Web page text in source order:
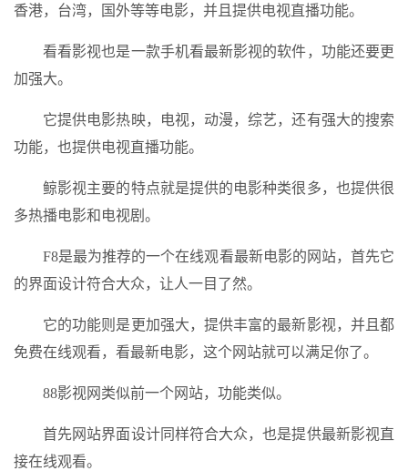
香港，台湾，国外等等电影，并且提供电视直播功能。
看看影视也是一款手机看最新影视的软件，功能还要更
加强大。
它提供电影热映，电视，动漫，综艺，还有强大的搜索
功能，也提供电视直播功能。
鲸影视主要的特点就是提供的电影种类很多，也提供很
多热播电影和电视剧。
F8是最为推荐的一个在线观看最新电影的网站，首先它
的界面设计符合大众，让人一目了然。
它的功能则是更加强大，提供丰富的最新影视，并且都
免费在线观看，看最新电影，这个网站就可以满足你了。
88影视网类似前一个网站，功能类似。
首先网站界面设计同样符合大众，也是提供最新影视直
接在线观看。